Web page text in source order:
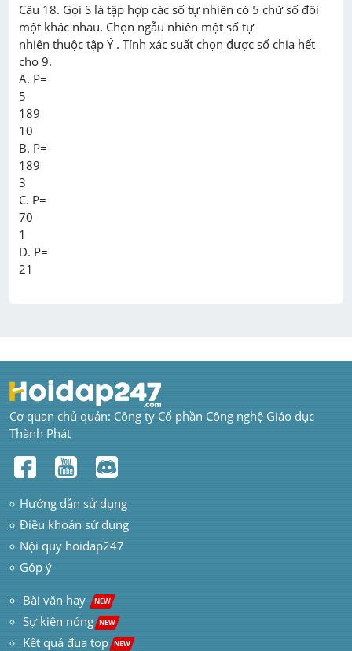
Câu 18. Gọi S là tập hợp các số tự nhiên có 5 chữ số đôi
một khác nhau. Chọn ngẫu nhiên một số tự
nhiên thuộc tập Ý . Tính xác suất chọn được số chia hết
cho 9.
A. P=
5
189
10
B. P=
189
3
C. P=
70
1
D. P=
Cơ quan chủ quản: Công ty Cổ phần Công nghệ Giáo dục
Thành Phát
Hướng dẫn sử dụng
Điều khoản sử dụng
Nội quy hoidap247
Góp ý
Bài văn hay NEW
Sự kiện nóng NEW
Kết quả đua top NEW